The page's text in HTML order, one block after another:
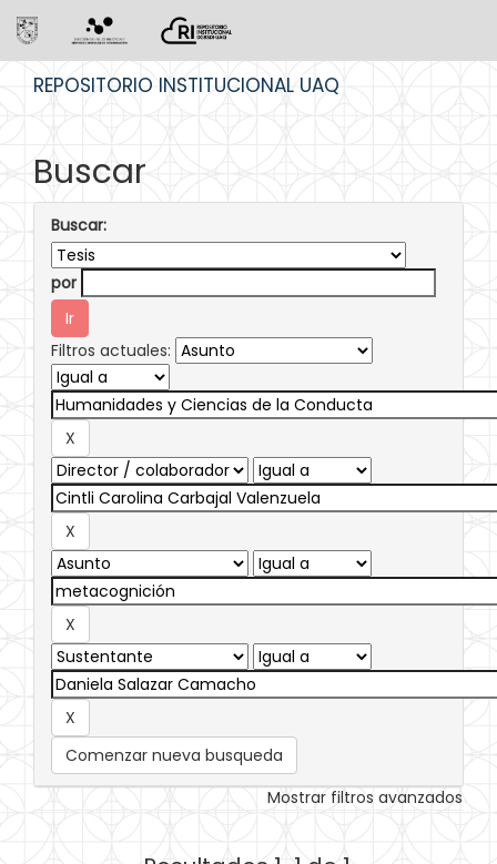
REPOSITORIO INSTITUCIONAL UAQ
Buscar
Buscar:
por
Filtros actuales:
Comenzar nueva busqueda
Mostrar filtros avanzados